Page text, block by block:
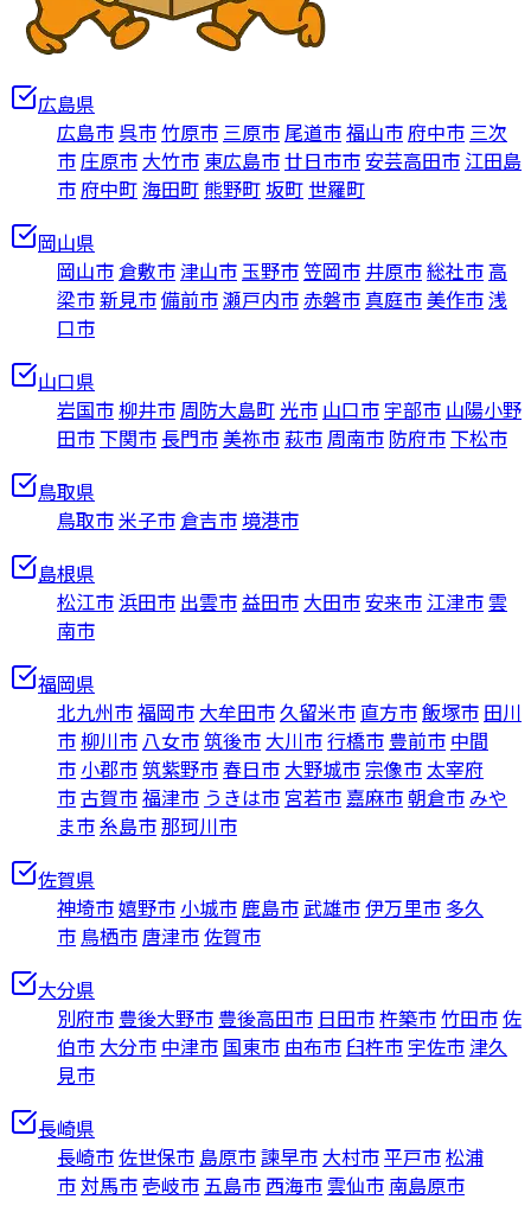
広島県
広島市 呉市竹原市 三原市 尾道市福山市府中市 三次
市庄原市 大竹市 東広島市廿日市市安芸高田市 江田島
市府中町海田町熊野町坂町 世羅町
岡山県
岡山市 倉敷市 津山市玉野市笠岡市 井原市総社市高
梁市新見市備前市瀬戸内市赤磐市真庭市美作市浅
口市
山口県
岩国市柳井市 周防大島町 光市 山口市 宇部市 山陽小野
田市下関市 長門市美祢市 萩市 周南市 防府市下松市
鳥取県
鳥取市米子市 倉吉市境港市
島根県
松江市 浜田市 出雲市益田市 大田市安来市 江津市雲
南市
福岡県
北九州市福岡市 大牟田市久留米市 直方市飯塚市 田川
市柳川市 八女市筑後市 大川市行橋市 豊前市 中間
市 小郡市筑紫野市春日市 大野城市 宗像市 太宰府
市古賀市福津市 うきは市 宮若市 嘉麻市朝倉市 みや
ま市糸島市那珂川市
佐賀県
神埼市嬉野市 小城市鹿島市 武雄市伊万里市 多久
市 鳥栖市唐津市佐賀市
大分県
別府市 豊後大野市 豊後高田市 日田市杵築市竹田市佐
伯市 大分市 中津市 国東市 由布市 臼杵市 宇佐市 津久
見市
長崎県
長崎市佐世保市 島原市諫早市 大村市平戸市松浦
市対馬市壱岐市 五島市 西海市雲仙市 南島原市